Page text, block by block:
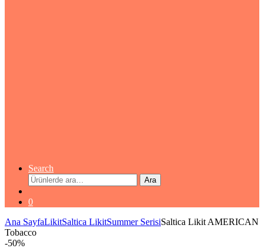
Search
Ara:
Ara
0
Ana SayfaLikitSaltica LikitSummer SerisiSaltica Likit AMERICAN
Tobacco
-50%